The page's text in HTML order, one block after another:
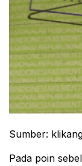
Sumber:
Pada poin